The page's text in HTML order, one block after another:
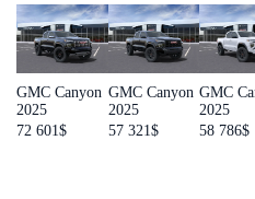
GMC Canyon
2025
72 601$
GMC Canyon
2025
57 321$
GMC
2025
58 786$